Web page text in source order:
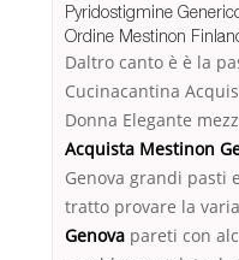
Pyridostigmine
Ordine Mestinon
Daltro canto è è la
Cucinacantina
Donna Elegante
Acquista Mestinon
Genova grandi pasti
tratto provare la
Genova pareti con